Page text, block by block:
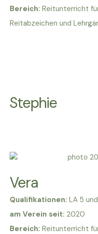
Bereich: Reitunterricht
Reitabzeichen und
Stephie
Vera
Qualifikationen: LA 5
am Verein seit: 2020
Bereich: Reitunterricht